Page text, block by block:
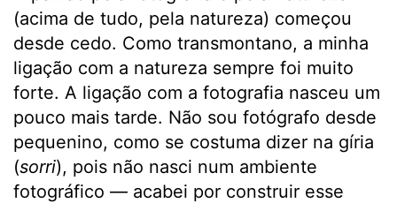
(acima de tudo, pela natureza) começou
desde cedo. Como transmontano, a minha
ligação com a natureza sempre foi muito
forte. A ligação com a fotografia nasceu um
pouco mais tarde. Não sou fotógrafo desde
pequenino, como se costuma dizer na gíria
(sorri), pois não nasci num ambiente
fotográfico — acabei por construir esse